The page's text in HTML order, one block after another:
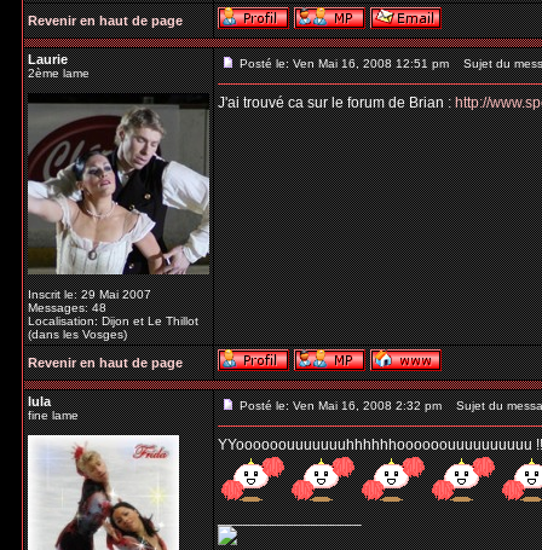
Revenir en haut de page
Laurie
2ème lame
Inscrit le: 29 Mai 2007
Messages: 48
Localisation: Dijon et Le Thillot
(dans les Vosges)
Posté le: Ven Mai 16, 2008 12:51 pm Sujet du
J'ai trouvé ca sur le forum de Brian :http://
Revenir en haut de page
lula
fine lame
Posté le: Ven Mai 16, 2008 2:32 pm Sujet du
YYoooooouuuuuuuhhhhhhoooooouuuuuuuuuu
_________________